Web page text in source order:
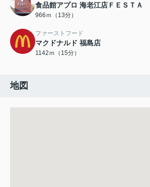
食品館アプロ 海老江店ＦＥＳＴＡ
966ｍ（13分）
ファーストフード
マクドナルド 福島店
1142ｍ（15分）
地図